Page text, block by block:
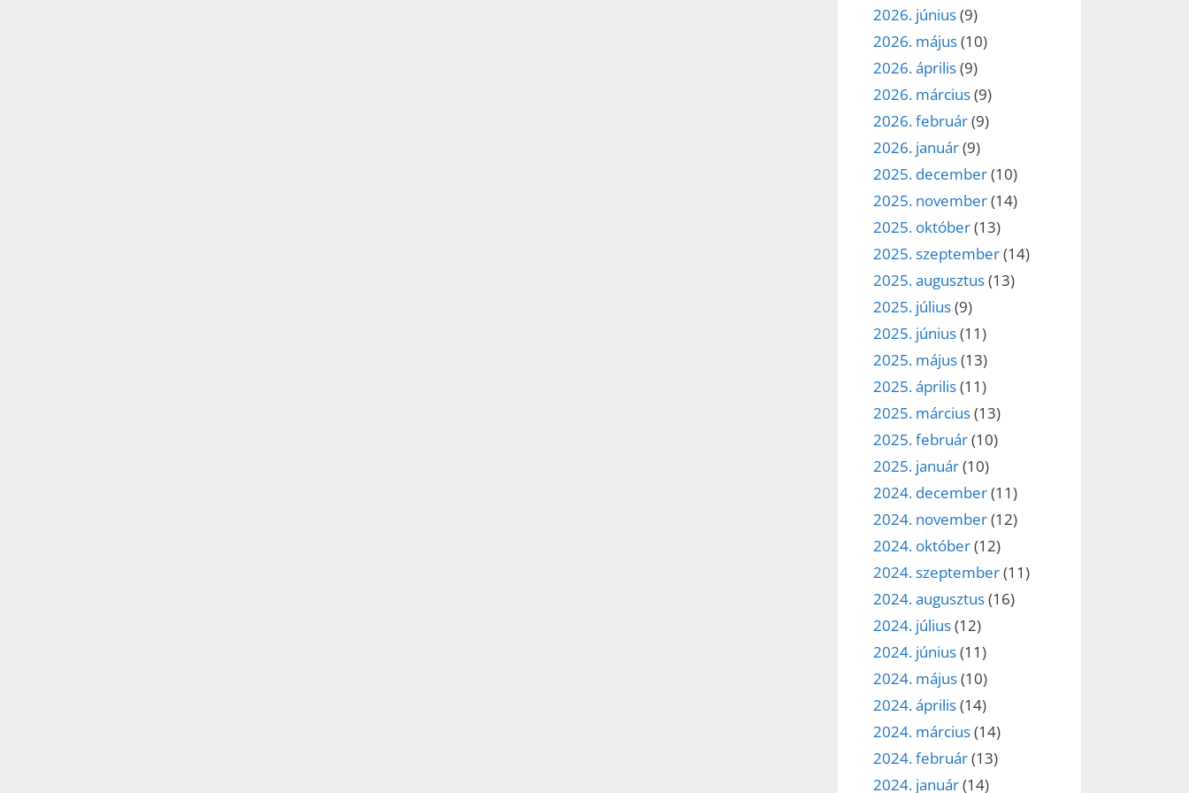
2026. június(9)
2026. május(10)
2026. április(9)
2026. március(9)
2026. február(9)
2026. január(9)
2025. december(10)
2025. november(14)
2025. október(13)
2025. szeptember(14)
2025. augusztus(13)
2025. július(9)
2025. június(11)
2025. május(13)
2025. április(11)
2025. március(13)
2025. február(10)
2025. január(10)
2024. december(11)
2024. november(12)
2024. október(12)
2024. szeptember(11)
2024. augusztus(16)
2024. július(12)
2024. június(11)
2024. május(10)
2024. április(14)
2024. március(14)
2024. február(13)
2024. január(14)